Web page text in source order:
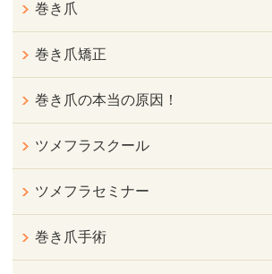
巻き爪
巻き爪矯正
巻き爪の本当の原因！
ツメフラスクール
ツメフラセミナー
巻き爪手術